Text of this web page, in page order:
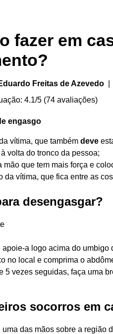
fazer em
Freitas de Azevedo |
4.1/5 (74 avaliações)
engasgo
vítima, que também deve
volta do tronco da pessoa;
mão que tem mais força e
da vítima, que fica entre as
desengasgar?
apoie-a logo acima do umbigo
no local e comprima o
5 vezes seguidas, faça uma
socorros em
das mãos sobre a região